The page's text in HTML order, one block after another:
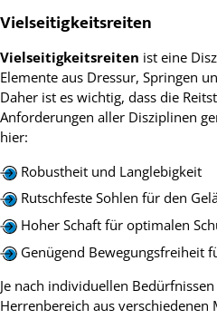
Vielseitigkeitsreiten
Vielseitigkeitsreiten ist eine
Elemente aus Dressur, Springen
Daher ist es wichtig, dass die
Anforderungen aller Disziplinen
hier:
Robustheit und Langlebigkeit
Rutschfeste Sohlen für den
Hoher Schaft für optimalen
Genügend Bewegungsfreiheit
Je nach individuellen
Herrenbereich aus